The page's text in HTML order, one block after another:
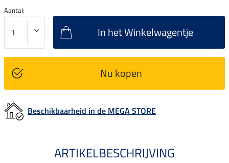
Aantal:
In het Winkelwagentje
Nu kopen
Beschikbaarheid in de MEGA STORE
ARTIKELBESCHRIJVING